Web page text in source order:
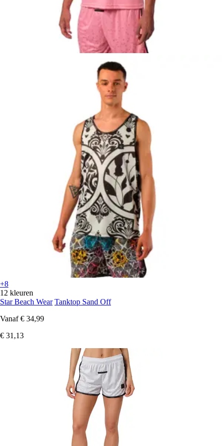
+8
12 kleuren
Star Beach Wear Tanktop Sand Off
Vanaf € 34,99
€ 31,13